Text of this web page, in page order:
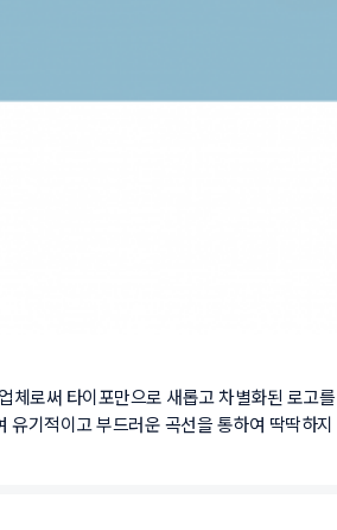
체로써 타이포만으로 새롭고 차별화된 로고
유기적이고 부드러운 곡선을 통하여 딱딱하